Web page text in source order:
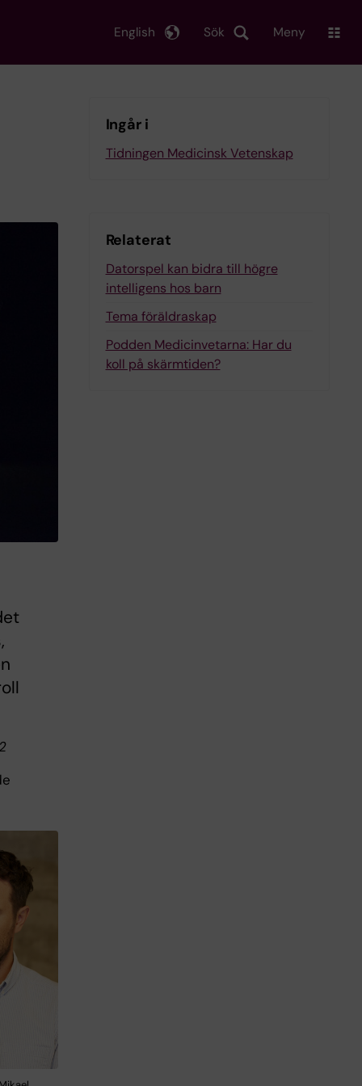
Sök
English Meny
Ingår i
Tidningen Medicinsk Vetenskap
Relaterat
Datorspel kan bidra till högre
intelligens hos barn
Tema föräldraskap
Podden Medicinvetarna: Har du
koll på skärmtiden?